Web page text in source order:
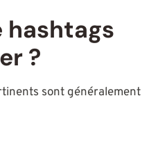
hashtags
?
sont généralement